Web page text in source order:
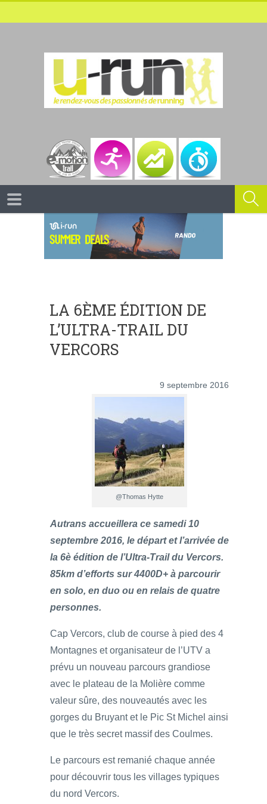
LA 6ÈME ÉDITION DE
L’ULTRA-TRAIL DU
VERCORS
9 septembre 2016
@Thomas Hytte
Autrans accueillera ce samedi 10
septembre 2016, le départ et l’arrivée de
la 6è édition de l’Ultra-Trail du Vercors.
85km d’efforts sur 4400D+ à parcourir
en solo, en duo ou en relais de quatre
personnes.
Cap Vercors, club de course à pied des 4
Montagnes et organisateur de l’UTV a
prévu un nouveau parcours grandiose
avec le plateau de la Molière comme
valeur sûre, des nouveautés avec les
gorges du Bruyant et le Pic St Michel ainsi
que le très secret massif des Coulmes.
Le parcours est remanié chaque année
pour découvrir tous les villages typiques
du nord Vercors.